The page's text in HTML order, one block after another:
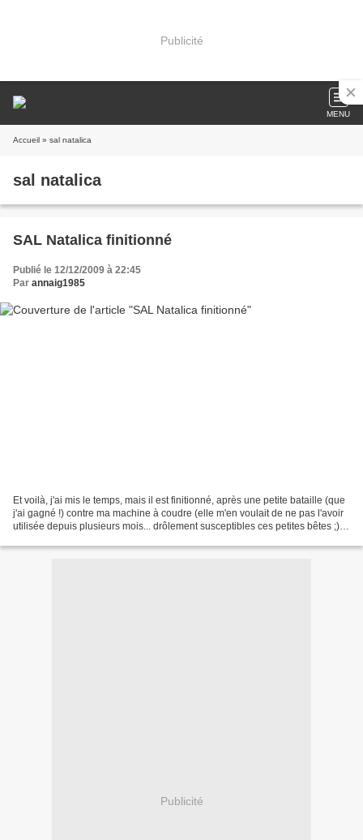
Publicité
MENU
Accueil » sal natalica
sal natalica
SAL Natalica finitionné
Publié le 12/12/2009 à 22:45
Par annaig1985
Et voilà, j'ai mis le temps, mais il est finitionné, après une petite bataille (que
j'ai gagné !) contre ma machine à coudre (elle m'en voulait de ne pas l'avoir
utilisée depuis plusieurs mois... drôlement susceptibles ces petites bêtes ;) )
Publicité